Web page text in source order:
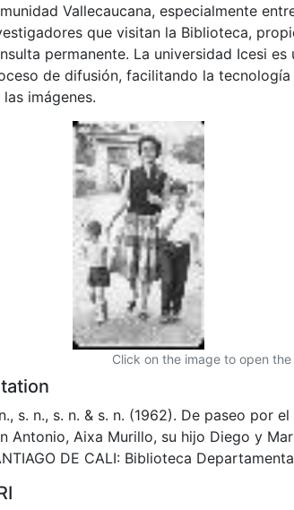
Vallecaucana, especialmente
que visitan la Biblioteca,
permanente. La universidad Icesi
de difusión, facilitando la
las imágenes.
Click on the image to open
s. n., s. n. & s. n. (1962). De paseo por
Antonio, Aixa Murillo, su hijo Diego y
DE CALI: Biblioteca